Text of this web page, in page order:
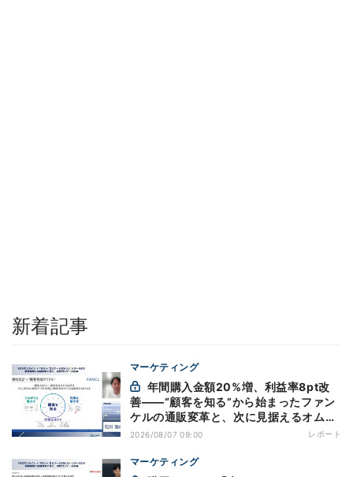
新着記事
マーケティング
善——“顧客を知る”から始まったファン
ケルの通販変革と、次に見据えるオムニ
チャネル
2026/08/07 09:00 レポート
マーケティング